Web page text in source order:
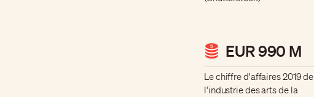
EUR 990 M
Le chiffre d'affaires 2019 de
l'industrie des arts de la